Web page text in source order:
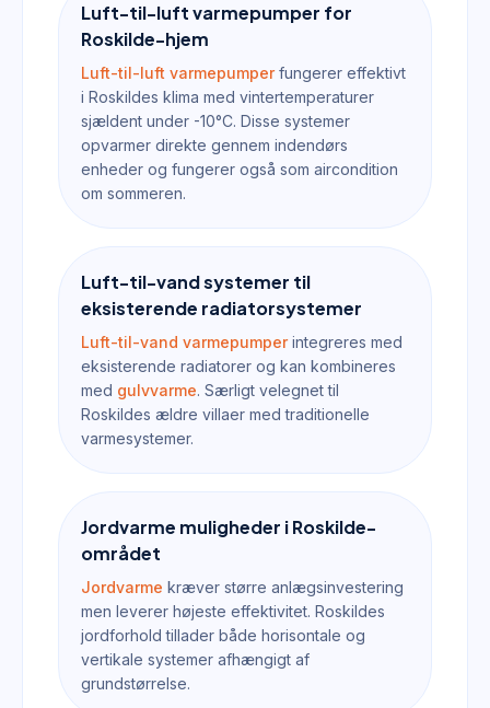
Luft-til-luft varmepumper for
Roskilde-hjem
Luft-til-luft varmepumperfungerer effektivt
i Roskildes klima med vintertemperaturer
sjældent under -10°C. Disse systemer
opvarmer direkte gennem indendørs
enheder og fungerer også som aircondition
om sommeren.
Luft-til-vand systemer til
eksisterende radiatorsystemer
Luft-til-vand varmepumperintegreres med
eksisterende radiatorer og kan kombineres
med gulvvarme. Særligt velegnet til
Roskildes ældre villaer med traditionelle
varmesystemer.
Jordvarme muligheder i Roskilde-
området
Jordvarme kræver større anlægsinvestering
men leverer højeste effektivitet. Roskildes
jordforhold tillader både horisontale og
vertikale systemer afhængigt af
grundstørrelse.